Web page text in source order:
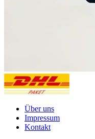
Über uns
Impressum
Kontakt